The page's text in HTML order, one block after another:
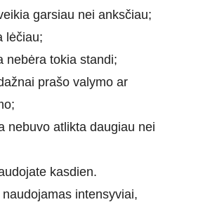
garsiau nei anksčiau;
lėčiau;
nebėra tokia standi;
prašo valymo ar
nebuvo atlikta daugiau nei
kasdien.
intensyviai,